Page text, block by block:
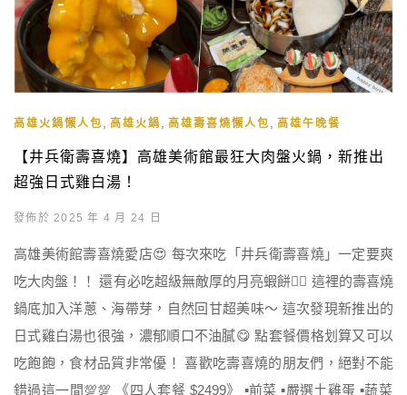
高雄火鍋懶人包 高雄火鍋 高雄壽喜燒懶人包 高雄午晚餐
【井兵衛壽喜燒】高雄美術館最狂大肉盤火鍋，新推出
超強日式雞白湯！
發佈於 2025 年 4 月 24 日
高雄美術館壽喜燒愛店😍 每次來吃「井兵衛壽喜燒」一定要爽
吃大肉盤！！ 還有必吃超級無敵厚的月亮蝦餅👍🏻 這裡的壽喜燒
鍋底加入洋蔥、海帶芽，自然回甘超美味～ 這次發現新推出的
日式雞白湯也很強，濃郁順口不油膩😋 點套餐價格划算又可以
吃飽飽，食材品質非常優！ 喜歡吃壽喜燒的朋友們，絕對不能
錯過這一間💯💯 《四人套餐 $2499》 ▪️前菜 ▪️嚴選土雞蛋 ▪️蔬菜